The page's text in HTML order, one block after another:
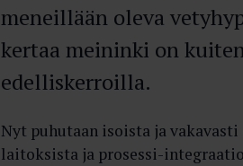
meneillään oleva
kertaa meininki on
edelliskerroilla.
Nyt puhutaan isoista ja
laitoksista ja prosessi-